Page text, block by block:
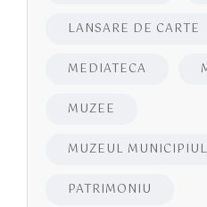
LANSARE DE CARTE
MEDIATECA
MUZEE
MUZEUL
PATRIMONIU